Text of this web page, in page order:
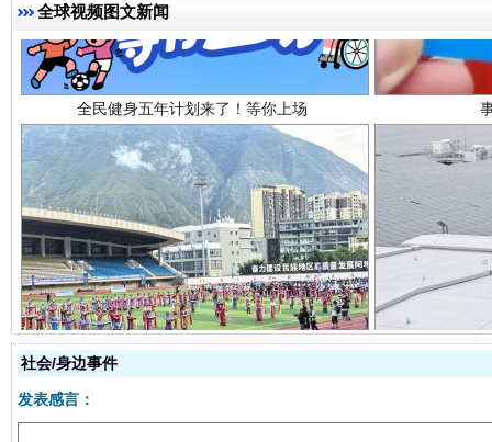
全球视频图文新闻
阿坝州三大球赛在茂县开幕 规模
社会/身边事件
发表感言：